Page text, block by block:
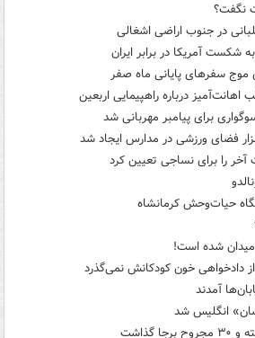
نگفت؟
در جنوب اراضی اشغالی
شکست آمریکا در برابر ایران
موج سفرهای پایانی ماه صفر
درباره راهپیمایی اربعین
برای پیامبر مهربانی شد
را برای نساجی تعیین کرد
حیات‌وحش کرمانشاه
میدان شده است!
دادخواهی خون کودکانش نمی‌گذرد
آمدند
انگلیس شد